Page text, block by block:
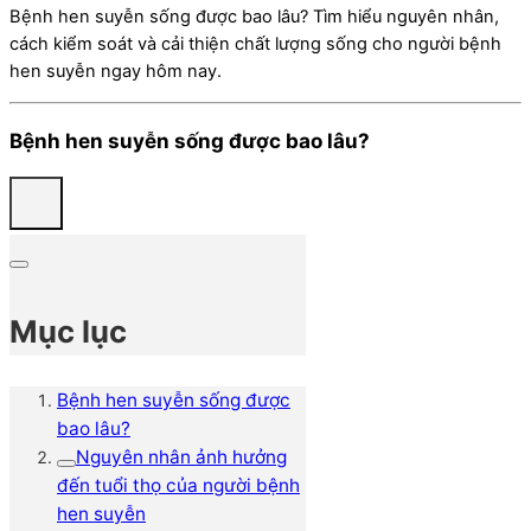
Bệnh hen suyễn sống được bao lâu? Tìm hiểu nguyên nhân,
cách kiểm soát và cải thiện chất lượng sống cho người bệnh
hen suyễn ngay hôm nay.
Bệnh hen suyễn sống được bao lâu?
Mục lục
Bệnh hen suyễn sống được
bao lâu?
Nguyên nhân ảnh hưởng
đến tuổi thọ của người bệnh
hen suyễn